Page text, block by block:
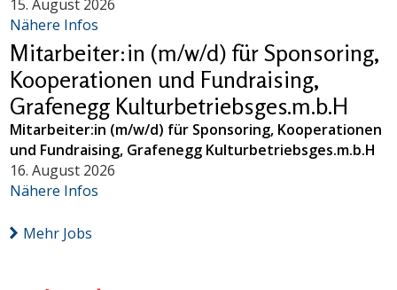
15. August 2026
Nähere Infos
Mitarbeiter:in (m/w/d) für Sponsoring,
Kooperationen und Fundraising,
Grafenegg Kulturbetriebsges.m.b.H
Mitarbeiter:in (m/w/d) für Sponsoring, Kooperationen
und Fundraising, Grafenegg Kulturbetriebsges.m.b.H
16. August 2026
Nähere Infos
Mehr Jobs